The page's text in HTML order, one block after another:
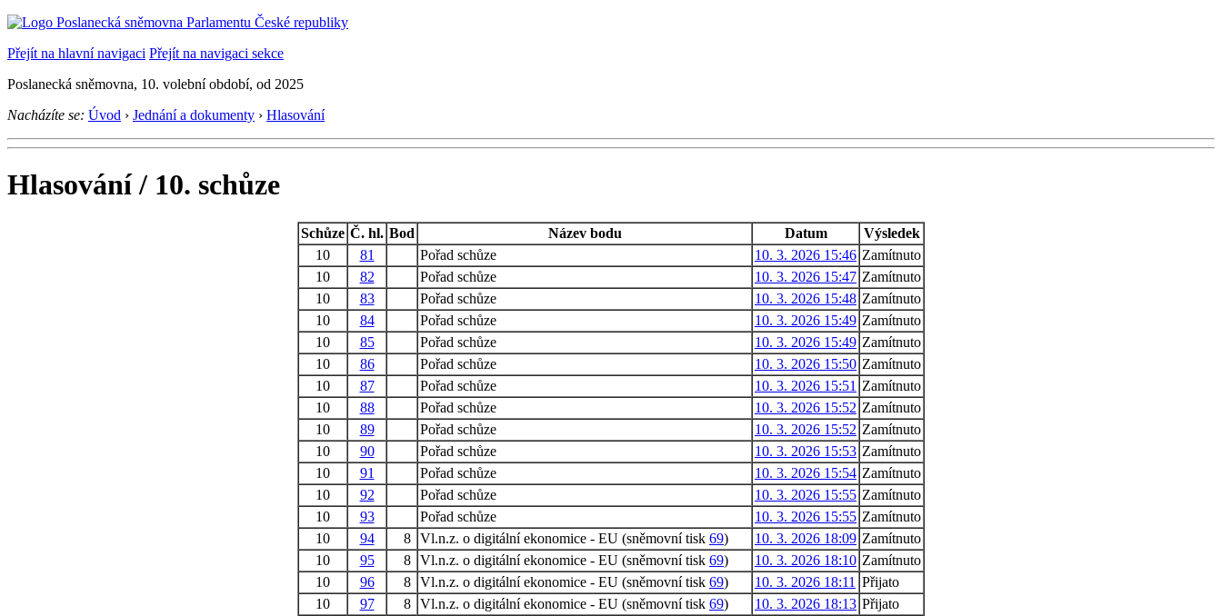
Přejít na hlavní navigaci Přejít na navigaci sekce
Poslanecká sněmovna, 10. volební období, od 2025
Nacházíte se: Úvod › Jednání a dokumenty › Hlasování
Hlasování / 10. schůze
Schůze Č. hl. Bod Název bodu Datum
Výsledek
10
81 Pořad schůze 10. 3. 2026 15:46 Zamítnuto
10
82 Pořad schůze 10. 3. 2026 15:47 Zamítnuto
10
83 Pořad schůze 10. 3. 2026 15:48 Zamítnuto
10
84 Pořad schůze 10. 3. 2026 15:49 Zamítnuto
10
85 Pořad schůze 10. 3. 2026 15:49 Zamítnuto
10
86 Pořad schůze 10. 3. 2026 15:50 Zamítnuto
10
87 Pořad schůze 10. 3. 2026 15:51 Zamítnuto
10
88 Pořad schůze 10. 3. 2026 15:52 Zamítnuto
10
89 Pořad schůze 10. 3. 2026 15:52 Zamítnuto
10
90 Pořad schůze 10. 3. 2026 15:53 Zamítnuto
10
91 Pořad schůze 10. 3. 2026 15:54 Zamítnuto
10
92 Pořad schůze 10. 3. 2026 15:55 Zamítnuto
10
93 Pořad schůze 10. 3. 2026 15:55 Zamítnuto
10
94 8 Vl.n.z. o digitální ekonomice - EU (sněmovní tisk 69) 10. 3. 2026 18:09 Zamítnuto
10
95 8 Vl.n.z. o digitální ekonomice - EU (sněmovní tisk 69) 10. 3. 2026 18:10 Zamítnuto
10
96 8 Vl.n.z. o digitální ekonomice - EU (sněmovní tisk 69) 10. 3. 2026 18:11 Přijato
10
97 8 Vl.n.z. o digitální ekonomice - EU (sněmovní tisk 69) 10. 3. 2026 18:13 Přijato